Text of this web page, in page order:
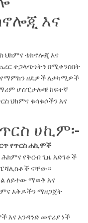
እና
ህክምና ቴክኖሎጂ እና
ተጋላጭነትን በሚቀንስበት
የማምከን ዘዴዎች ለታካሚዎች
ሆስፒታሎቹ ከፍተኛ
ህክምና ቁሳቁሶችን እና
ሀኪም፡-
የጥርስ ሐኪሞች
የቅርብ ጊዜ እድገቶች
ናቸው።
ለይተው ማወቅ እና
እቅዶችን ማዘጋጀት
እና አንዳንድ መኖሪያ ነች